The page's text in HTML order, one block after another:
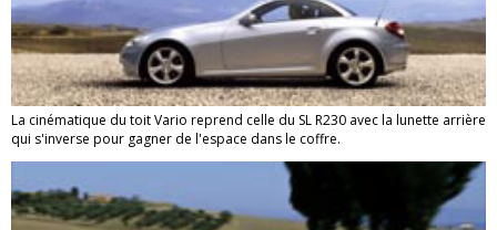
La cinématique du toit Vario reprend celle du SL R230 avec la lunette arrière
qui s'inverse pour gagner de l'espace dans le coffre.